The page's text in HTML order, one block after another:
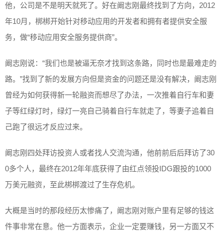
他，公司是不是明天就死了。好在阚志刚最终找到了方向，2012
年10月，梆梆开始针对移动应用的开发者和拥有者提供安全服
务，做“移动应用安全服务提供商”。
阚志刚说：“我们也是被逼无奈才找到这条路，同时也是最难走的
路。”找到了新的发展方向但是资金的问题还是没有解决，阚志刚
曾经为如何获得新一轮融资而想尽了办法，一次推着自行车和妻
子等红绿灯时，绿灯一亮自己骑着自行车就走了，等妻子追着自
己跑了很远才反应过来。
阚志刚四处拜访投资人或者找人交流沟通，他前前后后拜访了30
0多个人，最终在2012年年底获得了由红点领投IDG跟投的1000
万美元融资，至此梆梆渡过了生存危机。
大概是当时的那段经历太惨痛了，阚志刚对账户里有足够的钱这
件事非常在意。他一方面表示，企业一定要赚钱，另一方面又不